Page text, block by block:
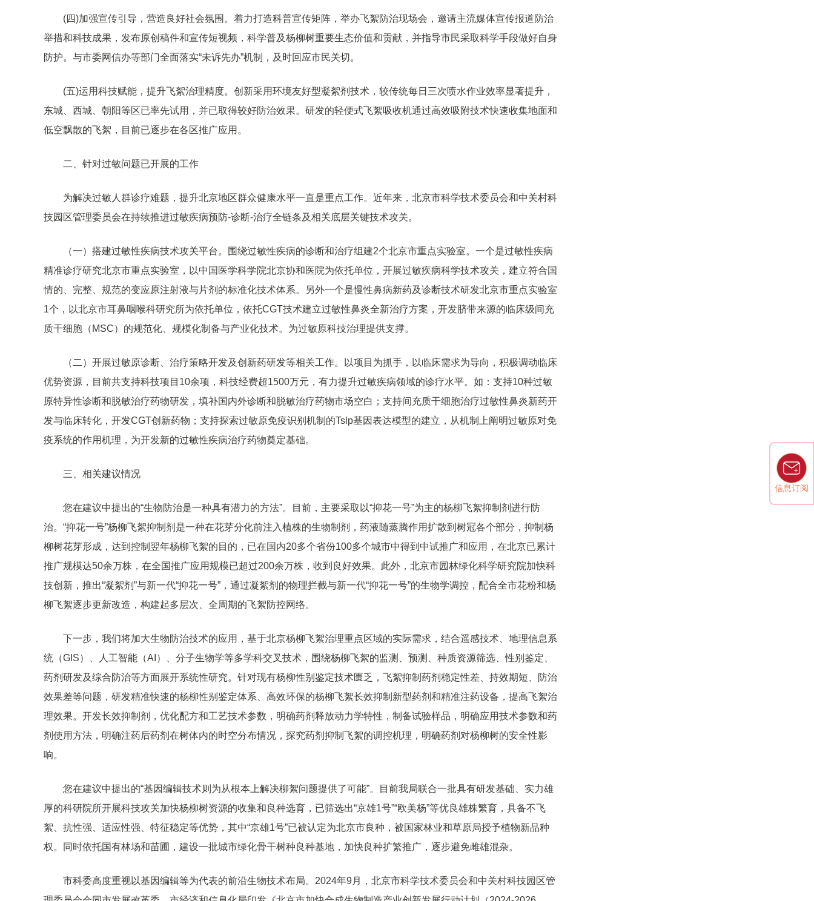
信息订阅
(四)加强宣传引导，营造良好社会氛围。着力打造科普宣传矩阵，举办飞絮防治现场会，邀请主流媒体宣传报道防治
举措和科技成果，发布原创稿件和宣传短视频，科学普及杨柳树重要生态价值和贡献，并指导市民采取科学手段做好自身
防护。与市委网信办等部门全面落实“未诉先办”机制，及时回应市民关切。
(五)运用科技赋能，提升飞絮治理精度。创新采用环境友好型凝絮剂技术，较传统每日三次喷水作业效率显著提升，
东城、西城、朝阳等区已率先试用，并已取得较好防治效果。研发的轻便式飞絮吸收机通过高效吸附技术快速收集地面和
低空飘散的飞絮，目前已逐步在各区推广应用。
二、针对过敏问题已开展的工作
为解决过敏人群诊疗难题，提升北京地区群众健康水平一直是重点工作。近年来，北京市科学技术委员会和中关村科
技园区管理委员会在持续推进过敏疾病预防-诊断-治疗全链条及相关底层关键技术攻关。
（一）搭建过敏性疾病技术攻关平台。围绕过敏性疾病的诊断和治疗组建2个北京市重点实验室。一个是过敏性疾病
精准诊疗研究北京市重点实验室，以中国医学科学院北京协和医院为依托单位，开展过敏疾病科学技术攻关，建立符合国
情的、完整、规范的变应原注射液与片剂的标准化技术体系。另外一个是慢性鼻病新药及诊断技术研发北京市重点实验室
1个，以北京市耳鼻咽喉科研究所为依托单位，依托CGT技术建立过敏性鼻炎全新治疗方案，开发脐带来源的临床级间充
质干细胞（MSC）的规范化、规模化制备与产业化技术。为过敏原科技治理提供支撑。
（二）开展过敏原诊断、治疗策略开发及创新药研发等相关工作。以项目为抓手，以临床需求为导向，积极调动临床
优势资源，目前共支持科技项目10余项，科技经费超1500万元，有力提升过敏疾病领域的诊疗水平。如：支持10种过敏
原特异性诊断和脱敏治疗药物研发，填补国内外诊断和脱敏治疗药物市场空白；支持间充质干细胞治疗过敏性鼻炎新药开
发与临床转化，开发CGT创新药物；支持探索过敏原免疫识别机制的Tslp基因表达模型的建立，从机制上阐明过敏原对免
疫系统的作用机理，为开发新的过敏性疾病治疗药物奠定基础。
三、相关建议情况
您在建议中提出的“生物防治是一种具有潜力的方法”。目前，主要采取以“抑花一号”为主的杨柳飞絮抑制剂进行防
治。“抑花一号”杨柳飞絮抑制剂是一种在花芽分化前注入植株的生物制剂，药液随蒸腾作用扩散到树冠各个部分，抑制杨
柳树花芽形成，达到控制翌年杨柳飞絮的目的，已在国内20多个省份100多个城市中得到中试推广和应用，在北京已累计
推广规模达50余万株，在全国推广应用规模已超过200余万株，收到良好效果。此外，北京市园林绿化科学研究院加快科
技创新，推出“凝絮剂”与新一代“抑花一号”，通过凝絮剂的物理拦截与新一代“抑花一号”的生物学调控，配合全市花粉和杨
柳飞絮逐步更新改造，构建起多层次、全周期的飞絮防控网络。
下一步，我们将加大生物防治技术的应用，基于北京杨柳飞絮治理重点区域的实际需求，结合遥感技术、地理信息系
统（GIS）、人工智能（AI）、分子生物学等多学科交叉技术，围绕杨柳飞絮的监测、预测、种质资源筛选、性别鉴定、
药剂研发及综合防治等方面展开系统性研究。针对现有杨柳性别鉴定技术匮乏，飞絮抑制药剂稳定性差、持效期短、防治
效果差等问题，研发精准快速的杨柳性别鉴定体系、高效环保的杨柳飞絮长效抑制新型药剂和精准注药设备，提高飞絮治
理效果。开发长效抑制剂，优化配方和工艺技术参数，明确药剂释放动力学特性，制备试验样品，明确应用技术参数和药
剂使用方法，明确注药后药剂在树体内的时空分布情况，探究药剂抑制飞絮的调控机理，明确药剂对杨柳树的安全性影
响。
您在建议中提出的“基因编辑技术则为从根本上解决柳絮问题提供了可能”。目前我局联合一批具有研发基础、实力雄
厚的科研院所开展科技攻关加快杨柳树资源的收集和良种选育，已筛选出“京雄1号”“欧美杨”等优良雄株繁育，具备不飞
絮、抗性强、适应性强、特征稳定等优势，其中“京雄1号”已被认定为北京市良种，被国家林业和草原局授予植物新品种
权。同时依托国有林场和苗圃，建设一批城市绿化骨干树种良种基地，加快良种扩繁推广，逐步避免雌雄混杂。
市科委高度重视以基因编辑等为代表的前沿生物技术布局。2024年9月，北京市科学技术委员会和中关村科技园区管